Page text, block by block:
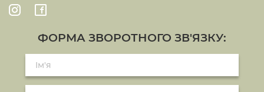
ФОРМА ЗВОРОТНОГО ЗВ'ЯЗКУ: